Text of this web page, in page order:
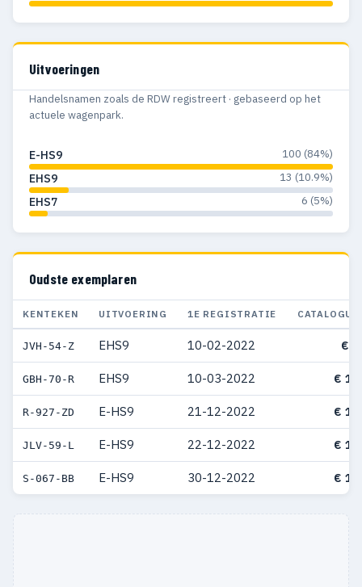
Uitvoeringen
Handelsnamen zoals de RDW registreert · gebaseerd op het
actuele wagenpark.
E-HS9 100 (84%)
EHS9 13 (10.9%)
EHS7 6 (5%)
Oudste exemplaren
KENTEKEN UITVOERING 1E REGISTRATIE
JVH-54-Z EHS9 10-02-2022 €
GBH-70-R EHS9 10-03-2022 €
R-927-ZD E-HS9 21-12-2022 €
JLV-59-L E-HS9 22-12-2022 €
S-067-BB E-HS9 30-12-2022 €